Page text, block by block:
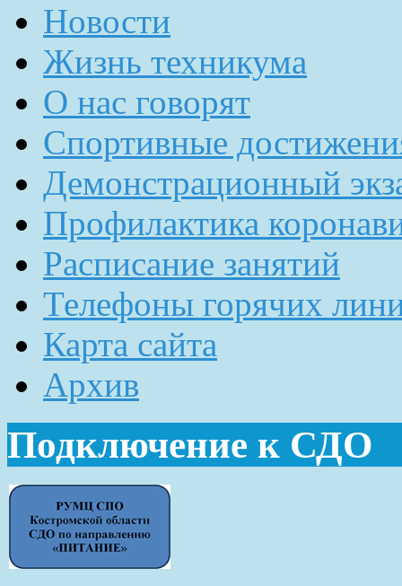
Новости
Жизнь техникума
О нас говорят
Спортивные
Демонстрационный
Профилактика
Расписание занятий
Телефоны горячих
Карта сайта
Архив
Подключение к СДО